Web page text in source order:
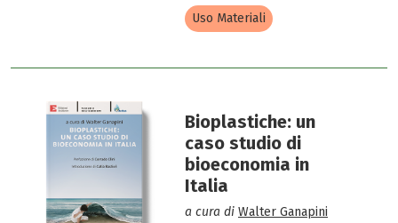
Uso Materiali
Bioplastiche: un
caso studio di
bioeconomia in
Italia
a cura di Walter Ganapini